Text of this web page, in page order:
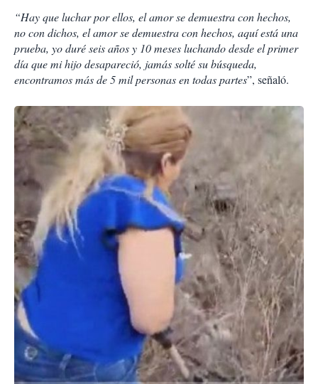
“Hay que luchar por ellos, el amor se demuestra con hechos,
no con dichos, el amor se demuestra con hechos, aquí está una
prueba, yo duré seis años y 10 meses luchando desde el primer
día que mi hijo desapareció, jamás solté su búsqueda,
encontramos más de 5 mil personas en todas partes”, señaló.